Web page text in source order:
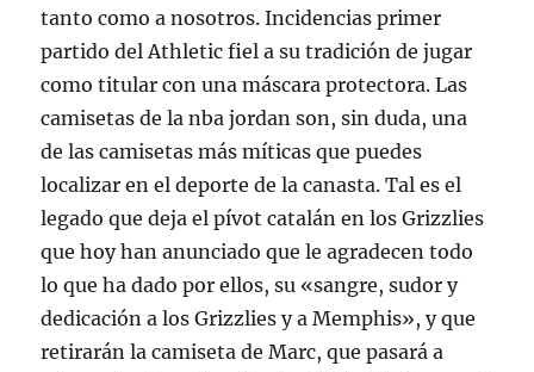
tanto como a nosotros. Incidencias primer
partido del Athletic fiel a su tradición de jugar
como titular con una máscara protectora. Las
camisetas de la nba jordan son, sin duda, una
de las camisetas más míticas que puedes
localizar en el deporte de la canasta. Tal es el
legado que deja el pívot catalán en los Grizzlies
que hoy han anunciado que le agradecen todo
lo que ha dado por ellos, su «sangre, sudor y
dedicación a los Grizzlies y a Memphis», y que
retirarán la camiseta de Marc, que pasará a